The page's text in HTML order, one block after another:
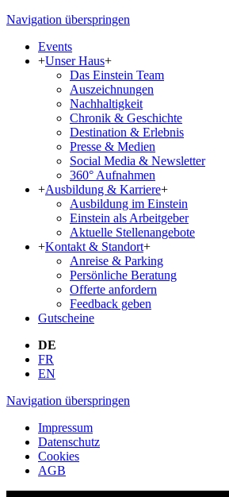
Navigation überspringen
Events
+Unser Haus+
Das Einstein Team
Aus­zeich­nun­gen
Nachhaltigkeit
Chronik & Geschichte
Destination & Erlebnis
Presse & Medien
Social Media & Newsletter
360° Aufnahmen
+Ausbildung & Karriere+
Ausbildung im Einstein
Einstein als Arbeitgeber
Aktuelle Stellenangebote
+Kontakt & Standort+
Anreise & Parking
Persönliche Beratung
Offerte anfordern
Feedback geben
Gutscheine
DE
FR
EN
Navigation überspringen
Impressum
Datenschutz
Cookies
AGB